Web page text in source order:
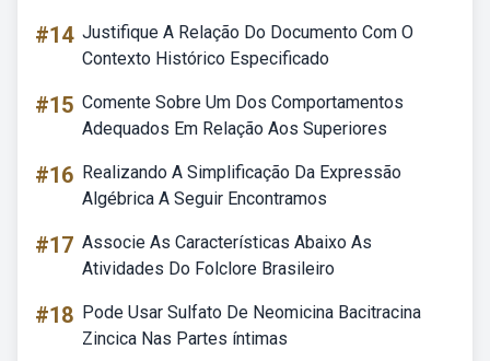
#14 Justifique A Relação Do Documento Com O
Contexto Histórico Especificado
#15 Comente Sobre Um Dos Comportamentos
Adequados Em Relação Aos Superiores
#16 Realizando A Simplificação Da Expressão
Algébrica A Seguir Encontramos
#17 Associe As Características Abaixo As
Atividades Do Folclore Brasileiro
#18 Pode Usar Sulfato De Neomicina Bacitracina
Zincica Nas Partes íntimas